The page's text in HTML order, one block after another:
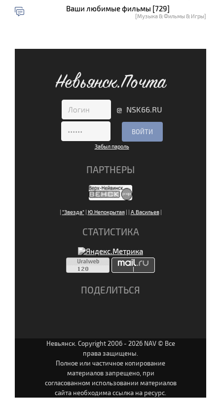
Ваши любимые фильмы [729]
[Музыка & Фильмы & Игры]
Невьянск.Почта
@ NSK66.RU
Забыл пароль
ПАРТНЕРЫ
| "Звезда"| Ю.Непокрытая| | А.Васильев|
СТАТИСТИКА
ПОДЕЛИТЬСЯ
Невьянск. Copyright 2006 - 2026 NAV © Все
права защищены.
Полное или частичное копирование
материалов запрещено, при
согласованном использовании материалов
сайта необходима ссылка на ресурс.